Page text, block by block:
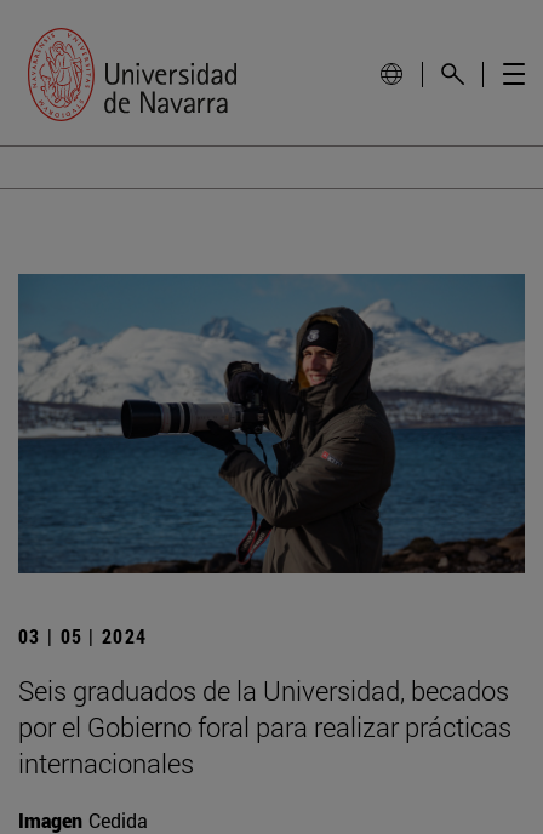
03 | 05 | 2024
Seis graduados de la Universidad, becados
por el Gobierno foral para realizar prácticas
internacionales
Imagen Cedida